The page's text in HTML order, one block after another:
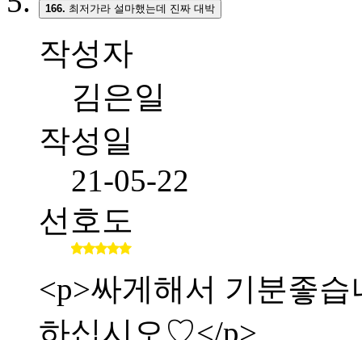
166. 최저가라 설마했는데 진짜 대박
작성자
김은일
작성일
21-05-22
선호도
<p>싸게해서 기분좋습
하십시오♡</p>